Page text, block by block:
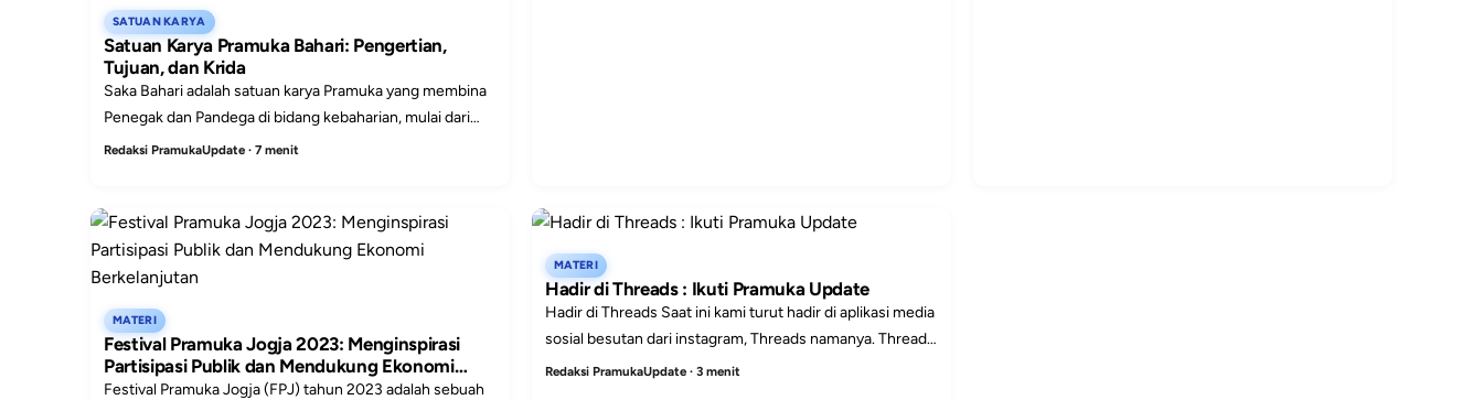
SATUAN KARYA
Satuan Karya Pramuka Bahari: Pengertian,
Tujuan, dan Krida
Saka Bahari adalah satuan karya Pramuka yang membina
Penegak dan Pandega di bidang kebaharian, mulai dari
keterampilan, keselamatan, hingga kepedulian lingkungan
Redaksi PramukaUpdate · 7 menit
MATERI
Festival Pramuka Jogja 2023: Menginspirasi
Partisipasi Publik dan Mendukung Ekonomi
Berkelanjutan
Festival Pramuka Jogja (FPJ) tahun 2023 adalah sebuah
MATERI
Hadir di Threads : Ikuti Pramuka Update
Hadir di Threads Saat ini kami turut hadir di aplikasi media
sosial besutan dari instagram, Threads namanya. Threads
merupakan media sosial berbasis teks, la...
Redaksi PramukaUpdate · 3 menit